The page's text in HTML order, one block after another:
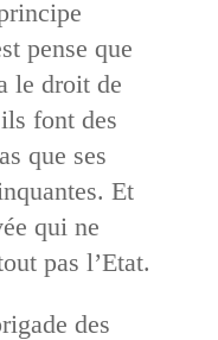
pense que
le droit de
font des
que ses
Et
qui ne
pas l’Etat.
des